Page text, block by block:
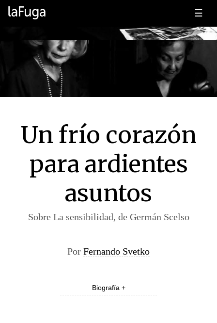
☰
Un frío corazón
para ardientes
asuntos
Sobre La sensibilidad, de Germán Scelso
Por Fernando Svetko
Biografía +